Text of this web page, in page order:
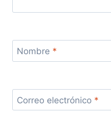
Nombre *
Correo electrónico *